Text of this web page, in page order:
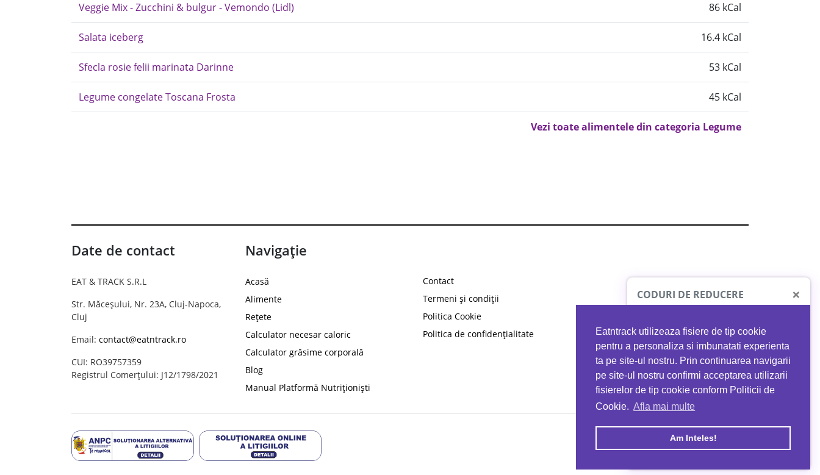
Eatntrack utilizeaza fisiere de tip cookie
pentru a personaliza si imbunatati experienta
ta pe site-ul nostru. Prin continuarea navigarii
pe site-ul nostru confirmi acceptarea utilizarii
fisierelor de tip cookie conform Politicii de
Cookie. Afla mai multe
Am Inteles!
Veggie Mix - Zucchini & bulgur - Vemondo (Lidl) 86 kCal
Salata iceberg 16.4 kCal
Sfecla rosie felii marinata Darinne 53 kCal
Legume congelate Toscana Frosta 45 kCal
Vezi toate alimentele din categoria Legume
Date de contact
EAT & TRACK S.R.L
Str. Măceșului, Nr. 23A, Cluj-Napoca,
Cluj
Email: contact@eatntrack.ro
CUI: RO39757359
Registrul Comerțului: J12/1798/2021
Navigație
Acasă
Alimente
Rețete
Calculator necesar caloric
Calculator grăsime corporală
Blog
Manual Platformă Nutriționiști
Contact
Termeni și condiții
Politica Cookie
Politica de confidențialitate
CODURI DE REDUCERE ×
PROTO41
reducere la orice comandă
EATNTRACK
MYPROTEIN
Ai40%reducere la orice comandă
folosind codul EATTRACK